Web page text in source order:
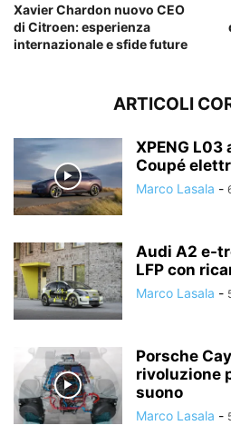
Xavier Chardon nuovo CEO
di Citroen: esperienza
internazionale e sfide future
ARTICOLI
XPENG L03
Coupé
Marco Lasala -
Audi A2 e-
LFP con
Marco Lasala -
Porsche
rivoluzione
suono
Marco Lasala -